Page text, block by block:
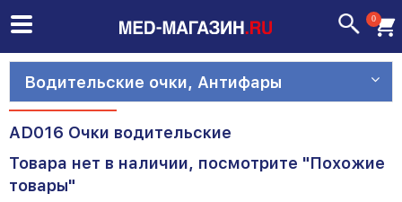
0
Водительские очки, Антифары
AD016 Очки водительские
Товара нет в наличии, посмотрите "Похожие
товары"